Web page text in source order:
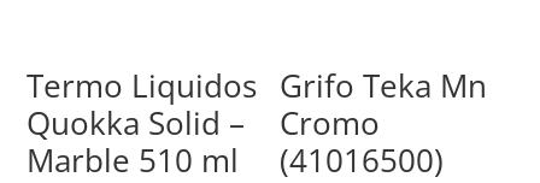
Termo Liquidos
Quokka Solid –
Marble 510 ml
Grifo Teka Mn
Cromo
(41016500)